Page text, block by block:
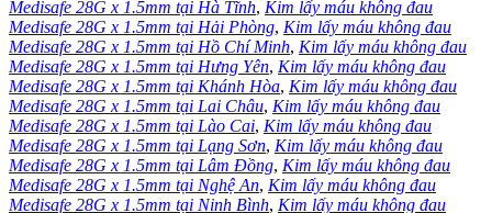
Medisafe 28G x 1.5mm tại Hà Tĩnh, Kim lấy máu không đau
Medisafe 28G x 1.5mm tại Hải Phòng, Kim lấy máu không đau
Medisafe 28G x 1.5mm tại Hồ Chí Minh, Kim lấy máu không đau
Medisafe 28G x 1.5mm tại Hưng Yên, Kim lấy máu không đau
Medisafe 28G x 1.5mm tại Khánh Hòa, Kim lấy máu không đau
Medisafe 28G x 1.5mm tại Lai Châu, Kim lấy máu không đau
Medisafe 28G x 1.5mm tại Lào Cai, Kim lấy máu không đau
Medisafe 28G x 1.5mm tại Lạng Sơn, Kim lấy máu không đau
Medisafe 28G x 1.5mm tại Lâm Đồng, Kim lấy máu không đau
Medisafe 28G x 1.5mm tại Nghệ An, Kim lấy máu không đau
Medisafe 28G x 1.5mm tại Ninh Bình, Kim lấy máu không đau